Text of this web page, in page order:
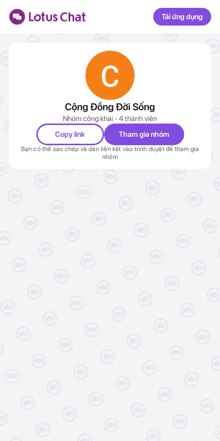
Tải ứng dụng
Cộng Đồng Đời Sống
Nhóm công khai - 4 thành viên
Copy link
Tham gia nhóm
Bạn có thể sao chép và dán liên kết vào trình duyệt để tham gia
nhóm